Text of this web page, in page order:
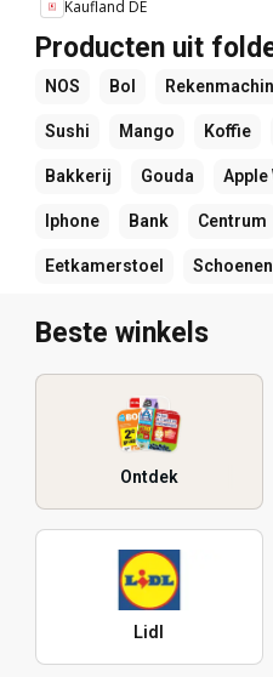
Kaufland DE
Producten uit
NOS Bol
Sushi Mango Koffie
Bakkerij Gouda Apple
Iphone Bank Centrum
Eetkamerstoel Schoenen
Beste winkels
Ontdek
Lidl